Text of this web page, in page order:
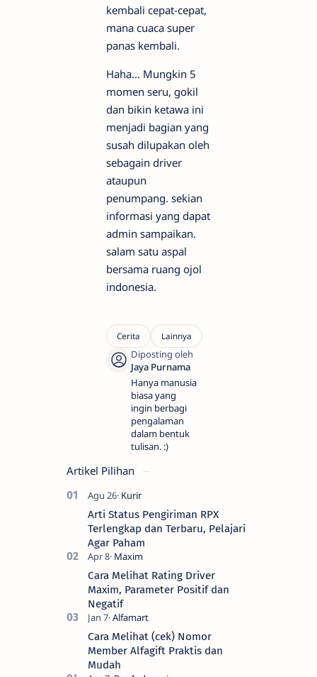
kembali cepat-cepat,
mana cuaca super
panas kembali.
Haha... Mungkin 5
momen seru, gokil
dan bikin ketawa ini
menjadi bagian yang
susah dilupakan oleh
sebagain driver
ataupun
penumpang. sekian
informasi yang dapat
admin sampaikan.
salam satu aspal
bersama ruang ojol
indonesia.
Hanya manusia
biasa yang
ingin berbagi
pengalaman
dalam bentuk
tulisan. :)
Artikel Pilihan
Arti Status Pengiriman RPX
Terlengkap dan Terbaru, Pelajari
Agar Paham
Cara Melihat Rating Driver
Maxim, Parameter Positif dan
Negatif
Cara Melihat (cek) Nomor
Member Alfagift Praktis dan
Mudah